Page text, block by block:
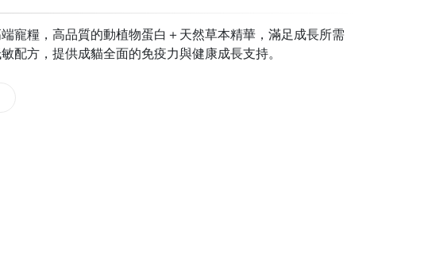
寵糧，高品質的動植物蛋白＋天然草本精華，滿足成長所需
配方，提供成貓全面的免疫力與健康成長支持。